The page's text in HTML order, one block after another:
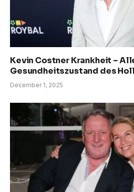
Kevin Costner Krankheit –
Gesundheitszustand des
December 1, 2025